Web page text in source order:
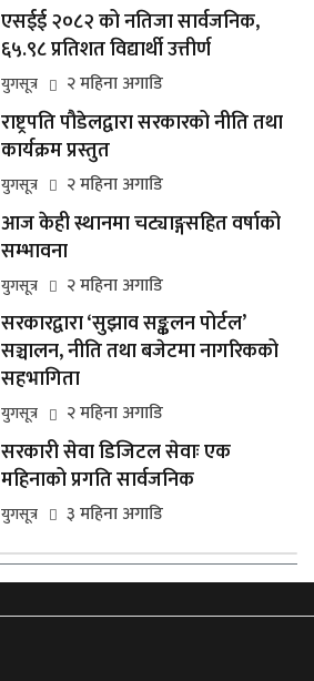
एसईई २०८२ को नतिजा सार्वजनिक,
६५.९८ प्रतिशत विद्यार्थी उत्तीर्ण
युगसूत्र २ महिना अगाडि
राष्ट्रपति पौडेलद्वारा सरकारको नीति तथा
कार्यक्रम प्रस्तुत
युगसूत्र २ महिना अगाडि
आज केही स्थानमा चट्याङ्गसहित वर्षाको
सम्भावना
युगसूत्र २ महिना अगाडि
सरकारद्वारा ‘सुझाव सङ्कलन पोर्टल’
सञ्चालन, नीति तथा बजेटमा नागरिकको
सहभागिता
युगसूत्र २ महिना अगाडि
सरकारी सेवा डिजिटल सेवाः एक
महिनाको प्रगति सार्वजनिक
युगसूत्र ३ महिना अगाडि